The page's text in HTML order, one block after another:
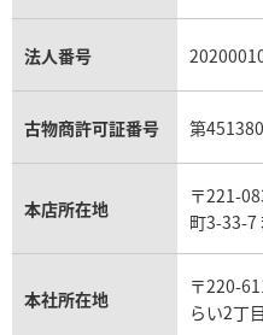
銀・シルバー買取
パラジウム買取
キャッツアイ買取
アクアマリン買取
ヴァシュロン・コンスタンタン
オメガ買取
カルティエ買取
フランク ミュラー買取
リシャール・ミル買取
パネライ買取
チューダー（チュードル）買取
セリーヌ買取
プラダ買取
ダミアーニ買取
モーブッサン買取
法人番号
古物商許可証番号 第
本店所在地
〒221-
町3-33-7
本社所在地
〒220-
らい2丁